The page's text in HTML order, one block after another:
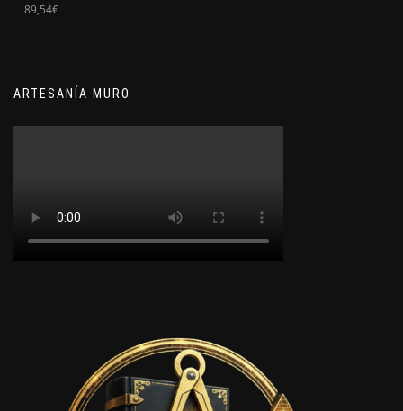
89,54€
ARTESANÍA MURO